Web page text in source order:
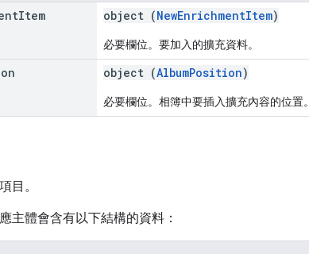
Item object (NewEnrichmentItem)
必要欄位。要加入的擴充資料。
object (AlbumPosition)
必要欄位。相簿中要插入擴充內容的位置。
目。
主體會含有以下結構的資料：